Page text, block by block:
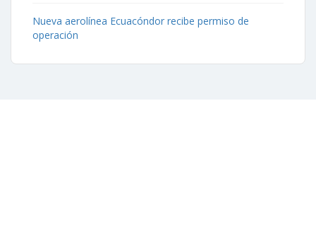
Nueva aerolínea Ecuacóndor recibe permiso de
operación